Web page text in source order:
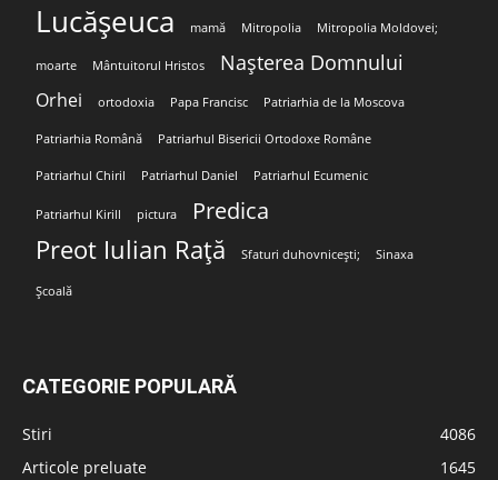
Lucășeuca mamă Mitropolia Mitropolia Moldovei;
moarte Mântuitorul Hristos Nașterea Domnului
Orhei ortodoxia Papa Francisc Patriarhia de la Moscova
Patriarhia Română Patriarhul Bisericii Ortodoxe Române
Patriarhul Chiril Patriarhul Daniel Patriarhul Ecumenic
Patriarhul Kirill pictura Predica
Preot Iulian Rață Sfaturi duhovnicești; Sinaxa
Școală
CATEGORIE POPULARĂ
Stiri
4086
Articole preluate
1645